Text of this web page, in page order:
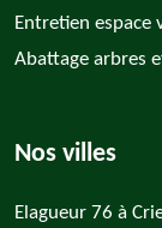
Entretien espace
Abattage arbres
Nos villes
Elagueur 76 à